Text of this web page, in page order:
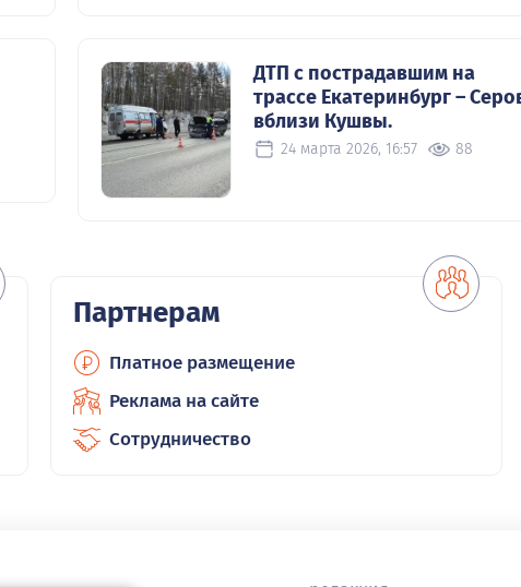
ДТП с пострадавшим на
трассе Екатеринбург –
вблизи Кушвы.
24 марта 2026, 16:57 88
Партнерам
Платное размещение
Реклама на сайте
Сотрудничество